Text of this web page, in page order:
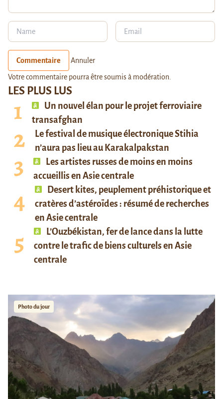
LES PLUS LUS
Un nouvel élan pour le projet ferroviaire
transafghan
Le festival de musique électronique Stihia
n’aura pas lieu au Karakalpakstan
Les artistes russes de moins en moins
accueillis en Asie centrale
Desert kites, peuplement préhistorique et
cratères d’astéroïdes : résumé de recherches
en Asie centrale
L’Ouzbékistan, fer de lance dans la lutte
contre le trafic de biens culturels en Asie
centrale
Photo du jour
Commentaire Annuler
Votre commentaire pourra être soumis à modération.